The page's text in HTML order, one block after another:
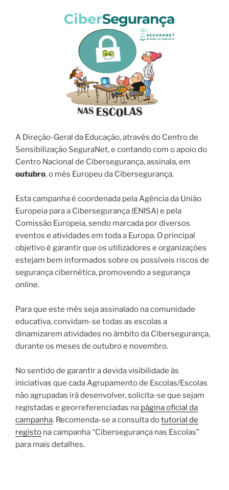
A Direção-Geral da Educação, através do Centro de
Sensibilização SeguraNet, e contando com o apoio do
Centro Nacional de Cibersegurança, assinala, em
outubro, o mês Europeu da Cibersegurança.
Esta campanha é coordenada pela Agência da União
Europeia para a Cibersegurança (ENISA) e pela
Comissão Europeia, sendo marcada por diversos
eventos e atividades em toda a Europa. O principal
objetivo é garantir que os utilizadores e organizações
estejam bem informados sobre os possíveis riscos de
segurança cibernética, promovendo a segurança
online.
Para que este mês seja assinalado na comunidade
educativa, convidam-se todas as escolas a
dinamizarem atividades no âmbito da Cibersegurança,
durante os meses de outubro e novembro.
No sentido de garantir a devida visibilidade às
iniciativas que cada Agrupamento de Escolas/Escolas
não agrupadas irá desenvolver, solicita-se que sejam
registadas e georreferenciadas na página oficial da
campanha. Recomenda-se a consulta dotutorial de
registo na campanha “Cibersegurança nas Escolas”
para mais detalhes.